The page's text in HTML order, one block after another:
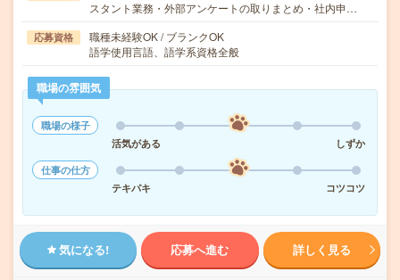
スタント業務・外部アンケートの取りまとめ・社内申…
応募資格
職種未経験OK / ブランクOK
語学使用言語、語学系資格全般
職場の雰囲気
職場の様子
活気がある
しずか
仕事の仕方
テキパキ
コツコツ
気になる! 応募へ進む 詳しく見る